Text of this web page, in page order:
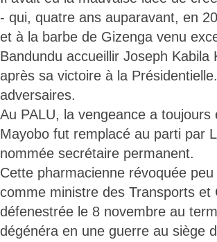
- qui, quatre ans auparavant, en
et à la barbe de Gizenga venu
Bandundu accueillir Joseph
après sa victoire à la
adversaires.
Au PALU, la vengeance a
Mayobo fut remplacé au parti par
nommée secrétaire permanent.
Cette pharmacienne révoquée
comme ministre des Transports
défenestrée le 8 novembre au
dégénéra en une guerre au siège